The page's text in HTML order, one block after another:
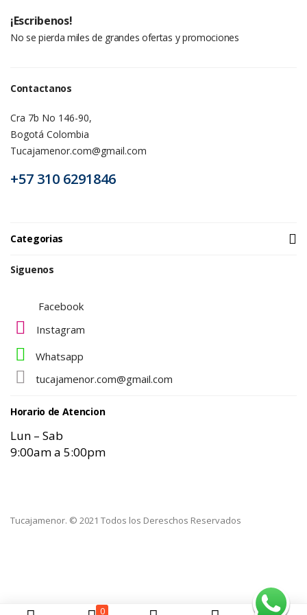
0
¡Escribenos!
No se pierda miles de grandes ofertas y promociones
Contactanos
Cra 7b No 146-90,
Bogotá Colombia
Tucajamenor.com@gmail.com
+57 310 6291846
Categorias
Siguenos
Facebook
Instagram
Whatsapp
tucajamenor.com@gmail.com
Horario de Atencion
Lun – Sab
9:00am a 5:00pm
Tucajamenor. © 2021 Todos los Dereschos Reservados